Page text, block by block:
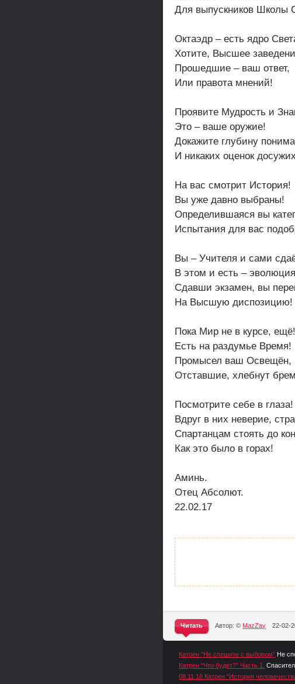
Для выпускников Школы
Октаэдр – есть ядро
Хотите, Высшее
Прошедшие – ваш ответ,
Или правота мнений!
Проявите Мудрость и
Это – ваше оружие!
Докажите глубину
И никаких оценок
На вас смотрит История!
Вы уже давно выбраны!
Определившаяся вы
Испытания для вас
Вы – Учителя и сами
В этом и есть –
Сдавши экзамен, вы
На Высшую диспозицию!
Пока Мир не в курсе, ещё!
Есть на раздумье Время!
Промысел ваш Освещён,
Отставшие, хлебнут
Посмотрите себе в глаза!
Вдруг в них неверие,
Спартанцам стоять до
Как это было в горах!
Аминь.
Отец Абсолют.
22.02.17
Читать
^
Автор: © MazZay 22-02-
Катрен “Не спешите с выбором” Не
Катрен “Что будет?” Часть 1.
08.11.16 Катрен “История